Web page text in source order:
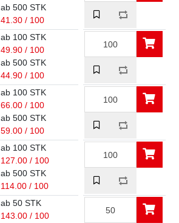
ab 500 STK
41.30 / 100
ab 100 STK
49.90 / 100
ab 500 STK
44.90 / 100
ab 100 STK
66.00 / 100
ab 500 STK
59.00 / 100
ab 100 STK
127.00 / 100
ab 500 STK
114.00 / 100
ab 50 STK
143.00 / 100